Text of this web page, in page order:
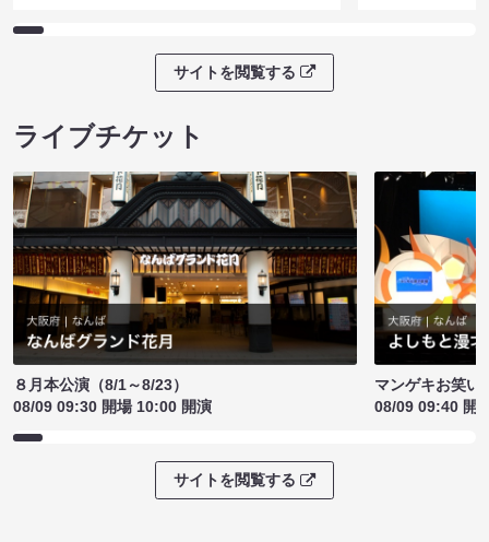
サイトを閲覧する
ライブチケット
８月本公演（8/1～8/23）
08/09 09:30 開場 10:00 開演
マンゲキお笑い
08/09 09:40 開
サイトを閲覧する